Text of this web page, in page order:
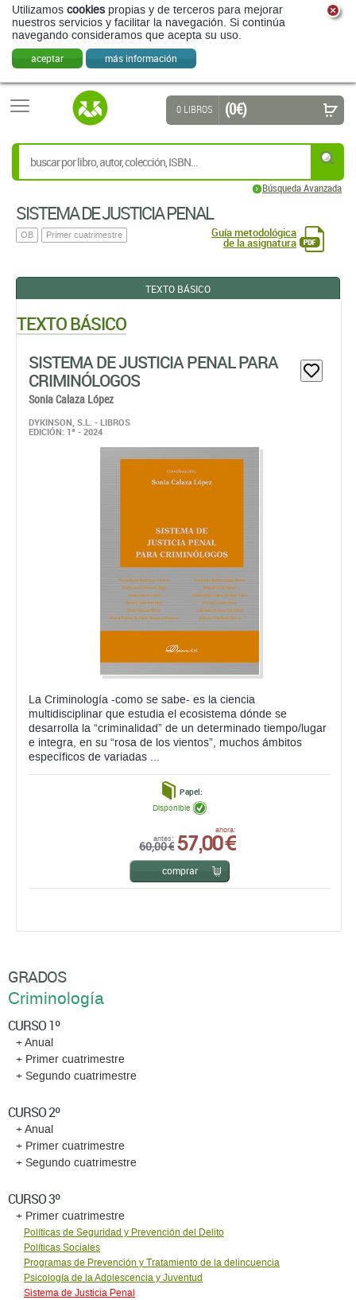
Utilizamos cookies propias y de terceros para mejorar
nuestros servicios y facilitar la navegación. Si continúa
navegando consideramos que acepta su uso.
aceptar más información
Búsqueda Avanzada
0 LIBROS (0 €)
SISTEMA DE JUSTICIA PENAL
OB Primer cuatrimestre Guía metodológica
de la asignatura
TEXTO BÁSICO
TEXTO BÁSICO
SISTEMA DE JUSTICIA PENAL PARA
CRIMINÓLOGOS
Sonia Calaza López
DYKINSON, S.L. - LIBROS
EDICIÓN: 1ª - 2024
La Criminología -como se sabe- es la ciencia
multidisciplinar que estudia el ecosistema dónde se
desarrolla la “criminalidad” de un determinado tiempo/lugar
e integra, en su “rosa de los vientos”, muchos ámbitos
específicos de variadas ...
Papel:
antes:
60,00 €
ahora:
57,00 €
Disponible
comprar
GRADOS
Criminología
CURSO 1º
+ Anual
+ Primer cuatrimestre
+ Segundo cuatrimestre
CURSO 2º
+ Anual
+ Primer cuatrimestre
+ Segundo cuatrimestre
CURSO 3º
+ Primer cuatrimestre
Políticas de Seguridad y Prevención del Delito
Políticas Sociales
Programas de Prevención y Tratamiento de la delincuencia
Psicología de la Adolescencia y Juventud
Sistema de Justicia Penal